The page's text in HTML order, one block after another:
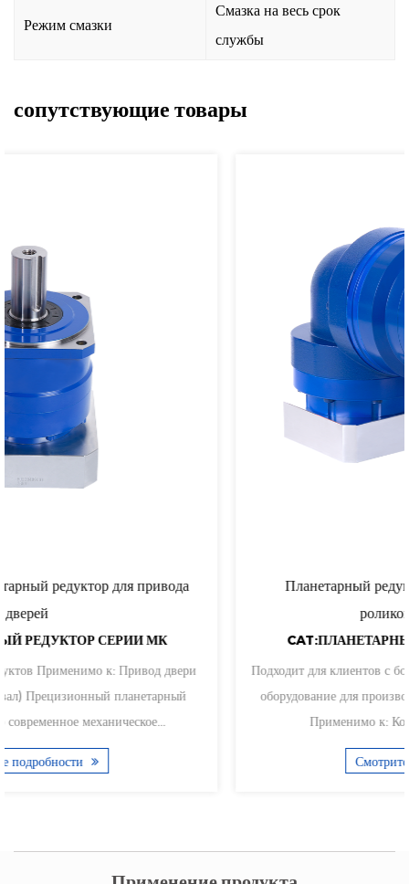
Режим смазки
Смазка на весь срок
службы
сопутствующие товары
Планетарный редуктор MKES с коническим
CAT:ПЛАНЕТАРНЫЙ РЕДУКТОР СЕРИИ МК
Подходит для клиентов с богатыми потребностями, такими как
оборудование для производства полупроводников и станки.
Применимо к: Конические роликоподши...